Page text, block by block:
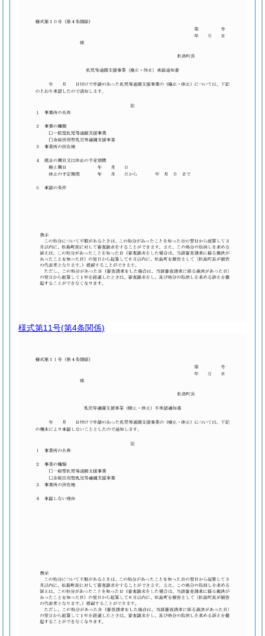
様式第11号(第4条関係)